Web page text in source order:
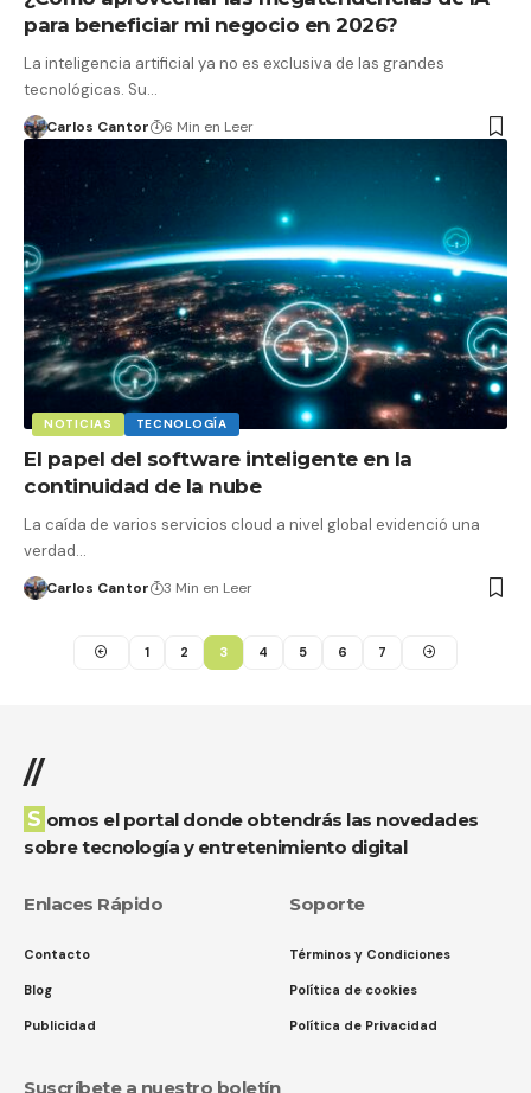
para beneficiar mi negocio en 2026?
La inteligencia artificial ya no es exclusiva de las grandes
tecnológicas. Su…
Carlos Cantor 6 Min en Leer
NOTICIAS TECNOLOGÍA
El papel del software inteligente en la
continuidad de la nube
La caída de varios servicios cloud a nivel global evidenció una
verdad…
Carlos Cantor 3 Min en Leer
1 2 3 4 5 6 7
//
Somos el portal donde obtendrás las novedades
sobre tecnología y entretenimiento digital
Enlaces Rápido
Contacto
Blog
Publicidad
Soporte
Términos y Condiciones
Política de cookies
Política de Privacidad
Suscríbete a nuestro boletín